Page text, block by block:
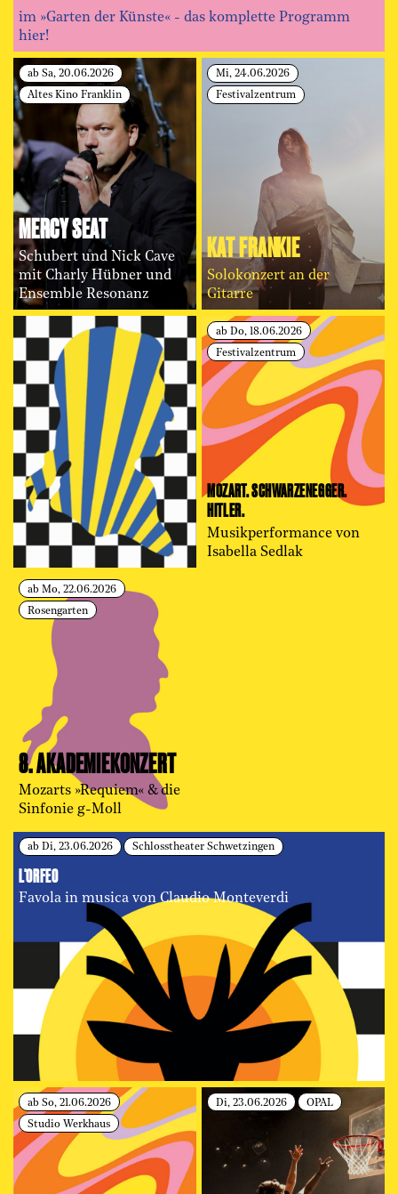
im »Garten der Künste« - das komplette Programm
hier!
ab Sa, 20.06.2026
Altes Kino Franklin
MERCY SEAT
Schubert und Nick Cave
mit Charly Hübner und
Ensemble Resonanz
Mi, 24.06.2026
Festivalzentrum
KAT FRANKIE
Solokonzert an der
Gitarre
ab Do, 18.06.2026
Festivalzentrum
MOZART. SCHWARZENEGGER.
HITLER.
Musikperformance von
Isabella Sedlak
ab Mo, 22.06.2026
Rosengarten
8. AKADEMIE­KONZERT
Mozarts »Requiem« & die
Sinfonie g-Moll
ab Di, 23.06.2026 Schlosstheater Schwetzingen
L'ORFEO
Favola in musica von Claudio Monteverdi
ab So, 21.06.2026
Studio Werkhaus
Di, 23.06.2026 OPAL